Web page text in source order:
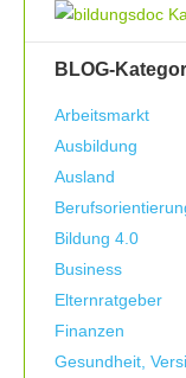
BLOG-
Arbeitsmarkt
Ausbildung
Ausland
Bildung 4.0
Business
Elternratgeber
Finanzen
Gesundheit,